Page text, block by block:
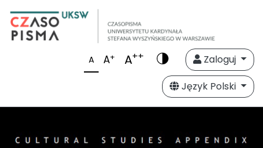
A A+ A++
Zaloguj
Język Polski